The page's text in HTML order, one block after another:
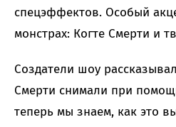
спецэффектов. Особый
монстрах: Когте Смерти и
Создатели шоу
Смерти снимали при
теперь мы знаем, как это